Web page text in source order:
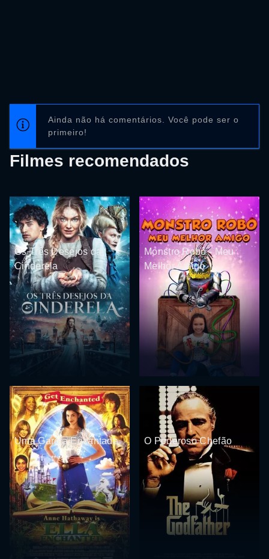
Ainda não há comentários. Você pode ser o
primeiro!
Filmes recomendados
Os Três Desejos da
Cinderela
Monstro Robô - Meu
Melhor Amigo
Uma Garota Encantada O Poderoso Chefão